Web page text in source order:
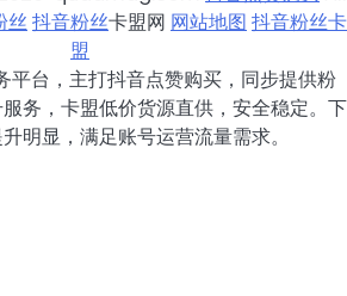
丝抖音粉丝卡盟网 网站地图 抖音粉丝卡
盟
平台，主打抖音点赞购买，同步提供粉
务，卡盟低价货源直供，安全稳定。下
明显，满足账号运营流量需求。